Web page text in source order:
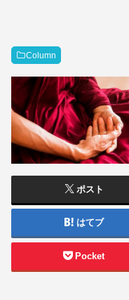
Column
ポスト
はてブ
Pocket